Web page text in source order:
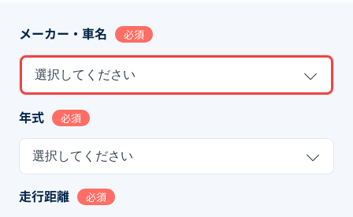
メーカー・車名 必須
選択してください
年式 必須
選択してください
走行距離 必須